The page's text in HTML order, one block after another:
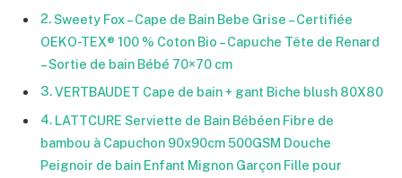
Sweety Fox – Cape de Bain Bebe Grise – Certifiée
OEKO-TEX® 100 % Coton Bio – Capuche Tête de Renard
– Sortie de bain Bébé 70×70 cm
VERTBAUDET Cape de bain + gant Biche blush 80X80
LATTCURE Serviette de Bain Bébéen Fibre de
bambou à Capuchon 90x90cm 500GSM Douche
Peignoir de bain Enfant Mignon Garçon Fille pour